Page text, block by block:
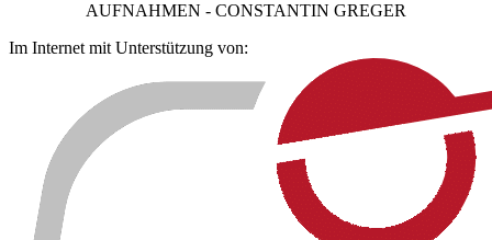
AUFNAHMEN - CONSTANTIN GREGER
Im Internet mit Unterstützung von: